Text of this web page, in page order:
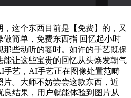
这个东西目前是【免费】的，又
做简单，免费东西指 回忆起小时
些动听的霎时。如许的手艺既保
能让这些宝贵的回忆从头焕发朝气
手艺，AI手艺正在图像处置范畴
片。大师不妨尝尝这款东西，近
结果，用户就能体验到图片从